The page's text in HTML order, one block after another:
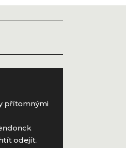
přítomnými
odejít.